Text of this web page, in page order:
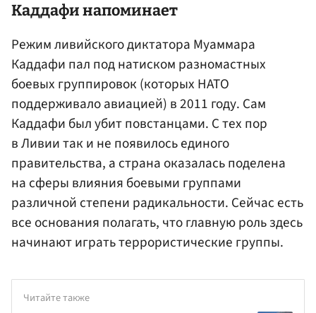
Каддафи напоминает
Режим ливийского диктатора Муаммара
Каддафи пал под натиском разномастных
боевых группировок (которых НАТО
поддерживало авиацией) в 2011 году. Сам
Каддафи был убит повстанцами. С тех пор
в Ливии так и не появилось единого
правительства, а страна оказалась поделена
на сферы влияния боевыми группами
различной степени радикальности. Сейчас есть
все основания полагать, что главную роль здесь
начинают играть террористические группы.
Читайте также